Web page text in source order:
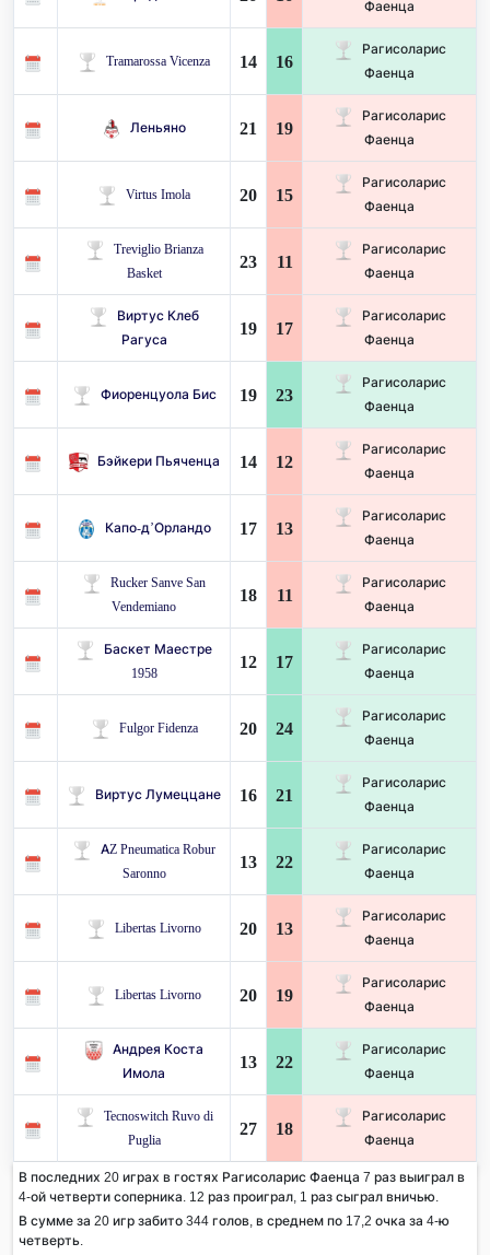
Фаенца
Tramarossa Vicenza 14 16
Рагисоларис
Фаенца
Леньяно 21 19
Рагисоларис
Фаенца
Virtus Imola 20 15
Рагисоларис
Фаенца
Treviglio Brianza
Basket
23 11
Рагисоларис
Фаенца
Виртус Клеб
Рагуса
19 17
Рагисоларис
Фаенца
Фиоренцуола Бис 19 23
Рагисоларис
Фаенца
Бэйкери Пьяченца 14 12
Рагисоларис
Фаенца
Капо-д’Орландо 17 13
Рагисоларис
Фаенца
Rucker Sanve San
Vendemiano
18 11
Рагисоларис
Фаенца
Баскет Маестре
1958
12 17
Рагисоларис
Фаенца
Fulgor Fidenza 20 24
Рагисоларис
Фаенца
Виртус Лумеццане 16 21
Рагисоларис
Фаенца
AZ Pneumatica Robur
Saronno
13 22
Рагисоларис
Фаенца
Libertas Livorno 20 13
Рагисоларис
Фаенца
Libertas Livorno 20 19
Рагисоларис
Фаенца
Андрея Коста
Имола
13 22
Рагисоларис
Фаенца
Tecnoswitch Ruvo di
Puglia
27 18
Рагисоларис
Фаенца
В последних 20 играх в гостях Рагисоларис Фаенца 7 раз выиграл в
4-ой четверти соперника. 12 раз проиграл, 1 раз сыграл вничью.
В сумме за 20 игр забито 344 голов, в среднем по 17,2 очка за 4-ю
четверть.